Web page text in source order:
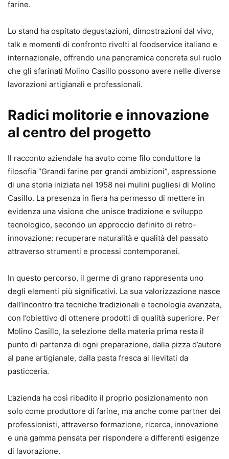
farine.
Lo stand ha ospitato degustazioni, dimostrazioni dal vivo,
talk e momenti di confronto rivolti al foodservice italiano e
internazionale, offrendo una panoramica concreta sul ruolo
che gli sfarinati Molino Casillo possono avere nelle diverse
lavorazioni artigianali e professionali.
Radici molitorie e innovazione
al centro del progetto
Il racconto aziendale ha avuto come filo conduttore la
filosofia “Grandi farine per grandi ambizioni”, espressione
di una storia iniziata nel 1958 nei mulini pugliesi di Molino
Casillo. La presenza in fiera ha permesso di mettere in
evidenza una visione che unisce tradizione e sviluppo
tecnologico, secondo un approccio definito di retro-
innovazione: recuperare naturalità e qualità del passato
attraverso strumenti e processi contemporanei.
In questo percorso, il germe di grano rappresenta uno
degli elementi più significativi. La sua valorizzazione nasce
dall’incontro tra tecniche tradizionali e tecnologia avanzata,
con l’obiettivo di ottenere prodotti di qualità superiore. Per
Molino Casillo, la selezione della materia prima resta il
punto di partenza di ogni preparazione, dalla pizza d’autore
al pane artigianale, dalla pasta fresca ai lievitati da
pasticceria.
L’azienda ha così ribadito il proprio posizionamento non
solo come produttore di farine, ma anche come partner dei
professionisti, attraverso formazione, ricerca, innovazione
e una gamma pensata per rispondere a differenti esigenze
di lavorazione.